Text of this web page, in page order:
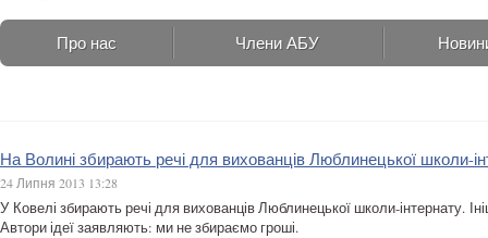
Про нас Члени АБУ
На Волині збирають речі для вихованців Люблинецької школи-
24 Липня 2013 13:28
У Ковелі збирають речі для вихованців Люблинецької школи-інтернату.
Автори ідеї заявляють: ми не збираємо гроші.